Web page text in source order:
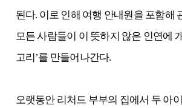
된다. 이로 인해 여행 안내원을 포함해
모든 사람들이 이 뜻하지 않은 인연에
고리’를 만들어나간다.
오랫동안 리처드 부부의 집에서 두 아